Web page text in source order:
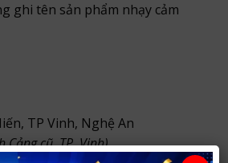
ghi tên sản phẩm nhạy cảm
TP Vinh, Nghệ An
cũ, TP. Vinh).